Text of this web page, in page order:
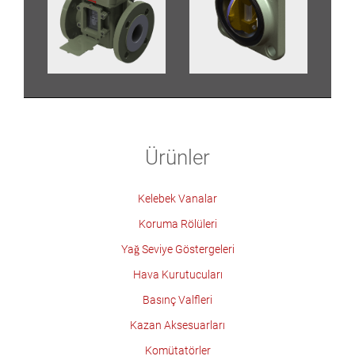
Ürünler
Kelebek Vanalar
Koruma Rölüleri
Yağ Seviye Göstergeleri
Hava Kurutucuları
Basınç Valfleri
Kazan Aksesuarları
Komütatörler